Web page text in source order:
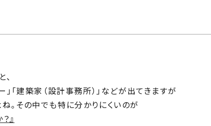
ト加盟工務店
じ
」「建築家（設計事務所）」などが出てきますが
。その中でも特に分かりにくいのが
』